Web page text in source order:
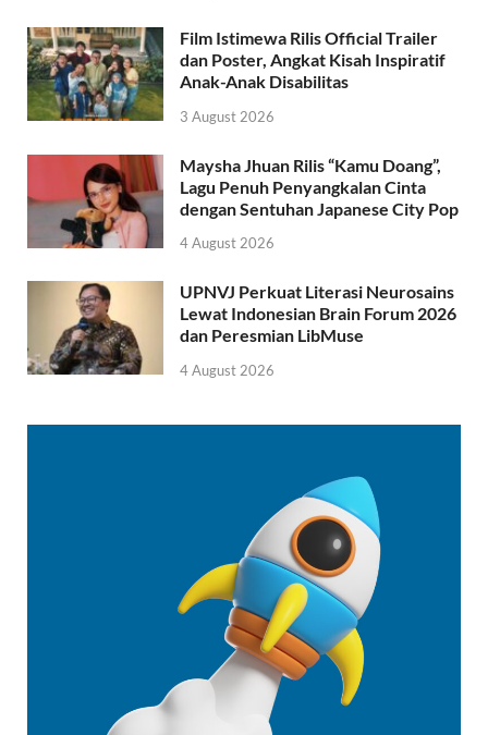
Film Istimewa Rilis Official Trailer
dan Poster, Angkat Kisah Inspiratif
Anak-Anak Disabilitas
3 August 2026
Maysha Jhuan Rilis “Kamu Doang”,
Lagu Penuh Penyangkalan Cinta
dengan Sentuhan Japanese City Pop
4 August 2026
UPNVJ Perkuat Literasi Neurosains
Lewat Indonesian Brain Forum 2026
dan Peresmian LibMuse
4 August 2026